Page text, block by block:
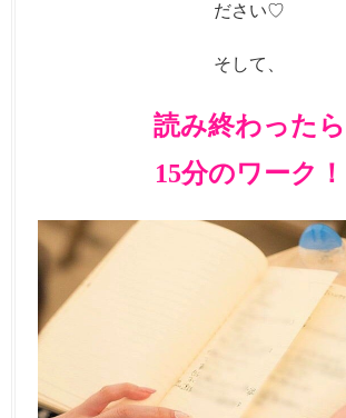
ださい♡
そして、
読み終わったら
15分のワーク！